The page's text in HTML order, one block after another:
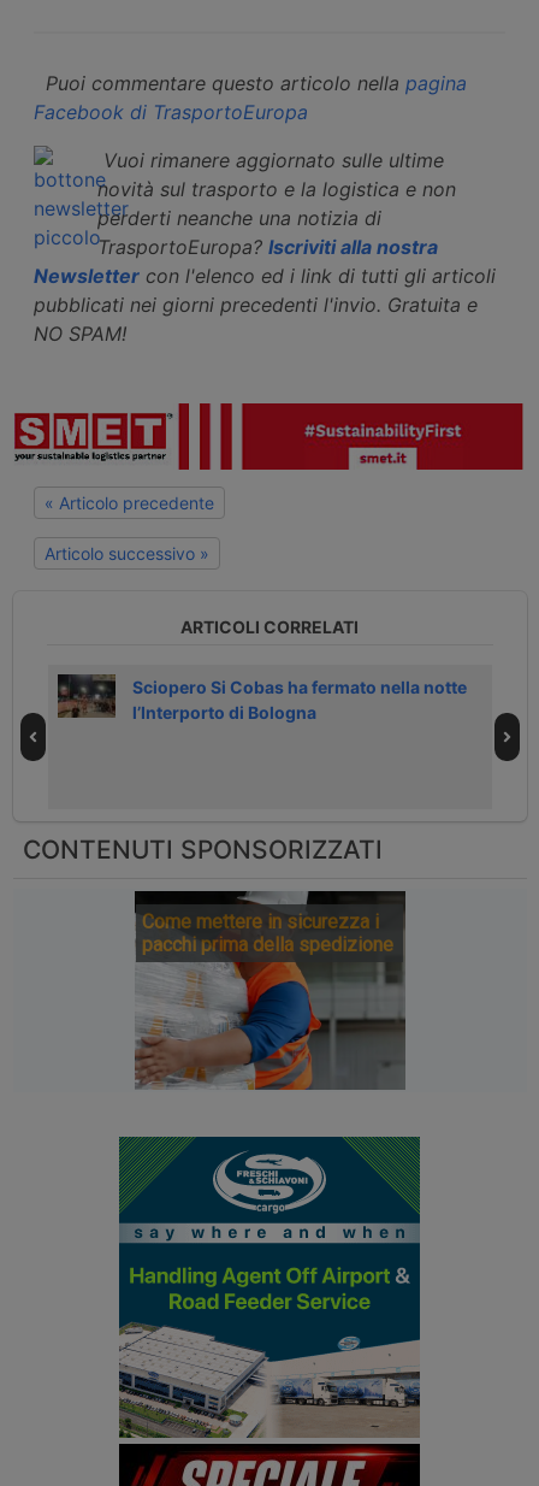
Puoi commentare questo articolo nella pagina
Facebook di TrasportoEuropa
Vuoi rimanere aggiornato sulle ultime
novità sul trasporto e la logistica e non
perderti neanche una notizia di
TrasportoEuropa? Iscriviti alla nostra
Newsletter con l'elenco ed i link di tutti gli articoli
pubblicati nei giorni precedenti l'invio. Gratuita e
NO SPAM!
« Articolo precedente
Articolo successivo »
ARTICOLI CORRELATI
Sciopero Si Cobas ha fermato nella notte
l’Interporto di Bologna
CONTENUTI SPONSORIZZATI
Come mettere in sicurezza i
pacchi prima della spedizione